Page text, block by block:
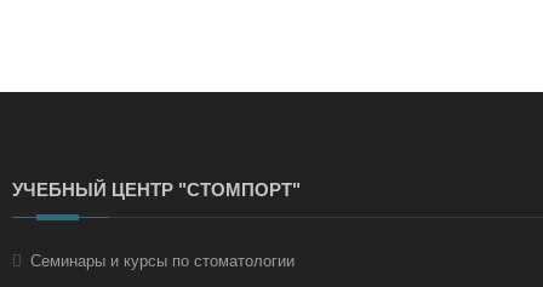
УЧЕБНЫЙ ЦЕНТР "СТОМПОРТ"
Семинары и курсы по стоматологии